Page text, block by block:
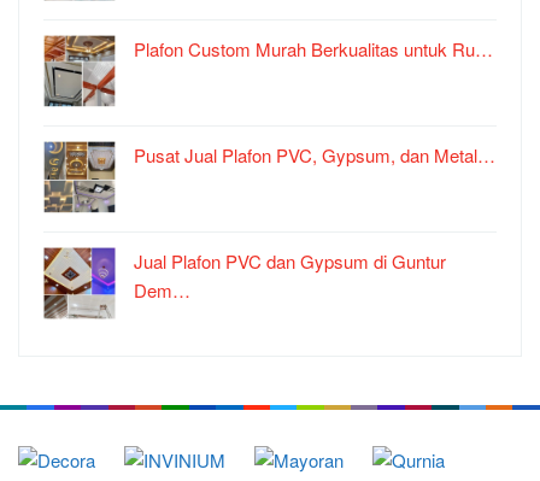
Plafon Custom Murah Berkualitas untuk Ru…
Pusat Jual Plafon PVC, Gypsum, dan Metal…
Jual Plafon PVC dan Gypsum di Guntur
Dem…